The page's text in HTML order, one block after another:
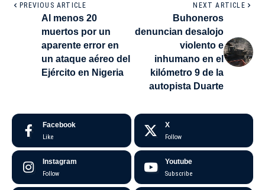
PREVIOUS ARTICLE
Al menos 20
muertos por un
aparente error en
un ataque aéreo del
Ejército en Nigeria
NEXT ARTICLE
Buhoneros
denuncian desalojo
violento e
inhumano en el
kilómetro 9 de la
autopista Duarte
Facebook
Like
X
Follow
Instagram
Follow
Youtube
Subscribe